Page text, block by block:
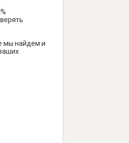
мы найдем и